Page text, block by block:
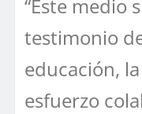
“Este medio
testimonio
educación,
esfuerzo